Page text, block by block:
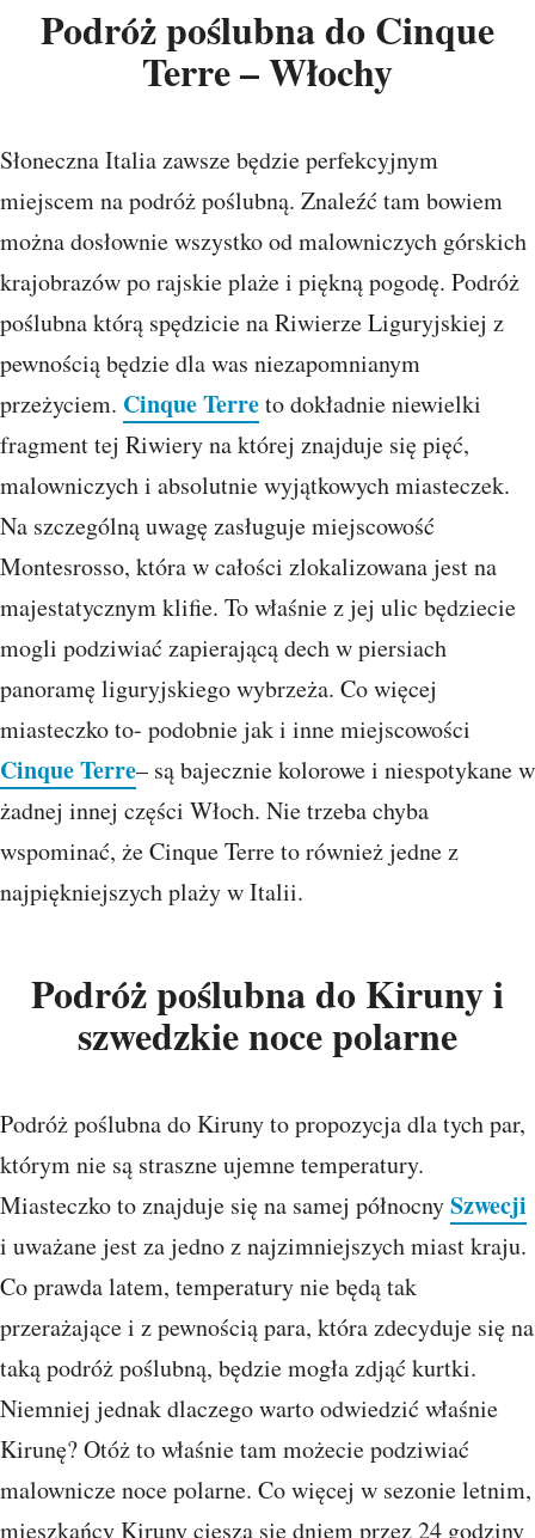
Podróż poślubna do Cinque
Terre – Włochy
Słoneczna Italia zawsze będzie perfekcyjnym
miejscem na podróż poślubną. Znaleźć tam bowiem
można dosłownie wszystko od malowniczych górskich
krajobrazów po rajskie plaże i piękną pogodę. Podróż
poślubna którą spędzicie na Riwierze Liguryjskiej z
pewnością będzie dla was niezapomnianym
przeżyciem. Cinque Terreto dokładnie niewielki
fragment tej Riwiery na której znajduje się pięć,
malowniczych i absolutnie wyjątkowych miasteczek.
Na szczególną uwagę zasługuje miejscowość
Montesrosso, która w całości zlokalizowana jest na
majestatycznym klifie. To właśnie z jej ulic będziecie
mogli podziwiać zapierającą dech w piersiach
panoramę liguryjskiego wybrzeża. Co więcej
miasteczko to- podobnie jak i inne miejscowości
Cinque Terre– są bajecznie kolorowe i niespotykane w
żadnej innej części Włoch. Nie trzeba chyba
wspominać, że Cinque Terre to również jedne z
najpiękniejszych plaży w Italii.
Podróż poślubna do Kiruny i
szwedzkie noce polarne
Podróż poślubna do Kiruny to propozycja dla tych par,
którym nie są straszne ujemne temperatury.
Miasteczko to znajduje się na samej północnySzwecji
i uważane jest za jedno z najzimniejszych miast kraju.
Co prawda latem, temperatury nie będą tak
przerażające i z pewnością para, która zdecyduje się na
taką podróż poślubną, będzie mogła zdjąć kurtki.
Niemniej jednak dlaczego warto odwiedzić właśnie
Kirunę? Otóż to właśnie tam możecie podziwiać
malownicze noce polarne. Co więcej w sezonie letnim,
mieszkańcy Kiruny cieszą się dniem przez 24 godziny